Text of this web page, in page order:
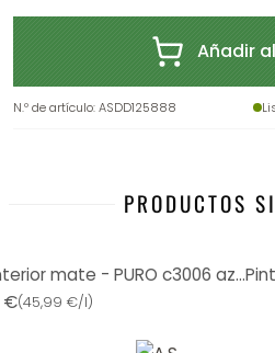
Añadir
N.º de artículo:ASDD125888
PRODUCTOS
Pintura interior azul - Pintura interior mate - PURO c3006 azul océano
€(45,99 €/l)